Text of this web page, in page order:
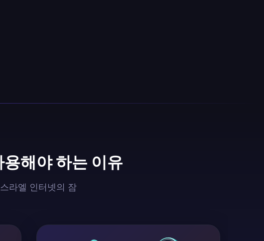
해야 하는 이유
라엘 인터넷의 잠